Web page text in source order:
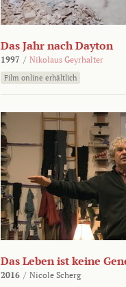
Das Jahr nach Dayton
1997 / Nikolaus Geyrhalter
Film online erhältlich
Das Leben ist keine
2016 / Nicole Scherg